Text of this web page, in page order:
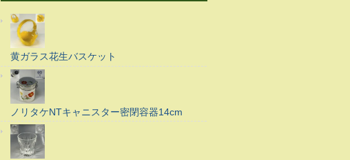
黄ガラス花生バスケット
ノリタケNTキャニスター密閉容器14cm